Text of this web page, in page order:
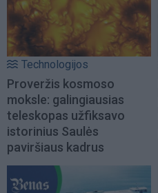
Technologijos
Proveržis kosmoso
moksle: galingiausias
teleskopas užfiksavo
istorinius Saulės
paviršiaus kadrus